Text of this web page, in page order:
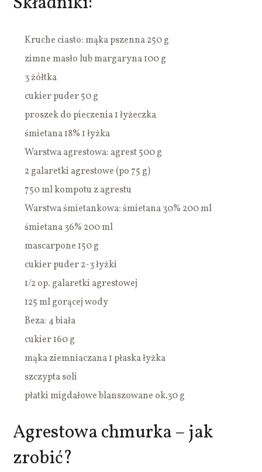
Kruche ciasto: mąka pszenna 250 g
zimne masło lub margaryna 100 g
3 żółtka
cukier puder 50 g
proszek do pieczenia 1 łyżeczka
śmietana 18% 1 łyżka
Warstwa agrestowa: agrest 500 g
2 galaretki agrestowe (po 75 g)
750 ml kompotu z agrestu
Warstwa śmietankowa: śmietana 30% 200 ml
śmietana 36% 200 ml
mascarpone 150 g
cukier puder 2-3 łyżki
1/2 op. galaretki agrestowej
125 ml gorącej wody
Beza: 4 biała
cukier 160 g
mąka ziemniaczana 1 płaska łyżka
szczypta soli
płatki migdałowe blanszowane ok.30 g
Agrestowa chmurka – jak
zrobić?